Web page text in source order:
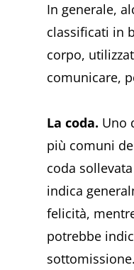
In generale,
classificati in
corpo,
comunicare,
La coda. Uno
più comuni
coda
indica
felicità,
potrebbe
sottomissione.